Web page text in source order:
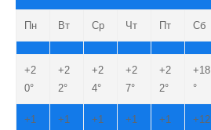
Пн Вт Ср Чт Пт Сб
+2
0°
+2
2°
+2
4°
+2
7°
+2
2°
+18
°
+1
+1
+1
+1
+1
+12